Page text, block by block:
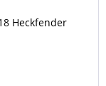
Heckfender